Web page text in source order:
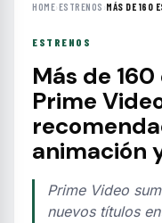
HOME›ESTRENOS ›MÁS DE 160
ESTRENOS
Más de
Prime
animación
Prime Video
nuevos títulos